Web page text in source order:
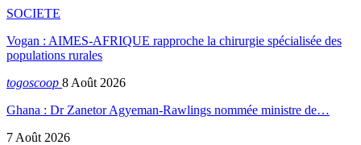
SOCIETE
Vogan : AIMES-AFRIQUE rapproche la chirurgie spécialisée des
populations rurales
togoscoop 8 Août 2026
Ghana : Dr Zanetor Agyeman-Rawlings nommée ministre de…
7 Août 2026